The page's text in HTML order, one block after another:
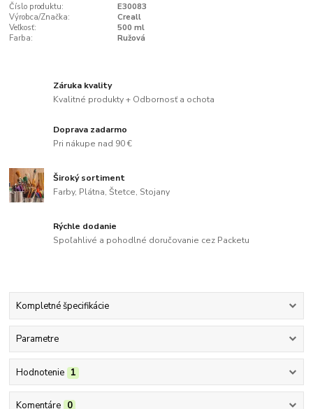
Číslo produktu:
E30083
Výrobca/Značka:
Creall
Veľkosť:
500 ml
Farba:
Ružová
Záruka kvality
Kvalitné produkty + Odbornosť a ochota
Doprava zadarmo
Pri nákupe nad 90 €
Široký sortiment
Farby, Plátna, Štetce, Stojany
Rýchle dodanie
Spoľahlivé a pohodlné doručovanie cez Packetu
Kompletné špecifikácie
Parametre
Hodnotenie 1
Komentáre 0